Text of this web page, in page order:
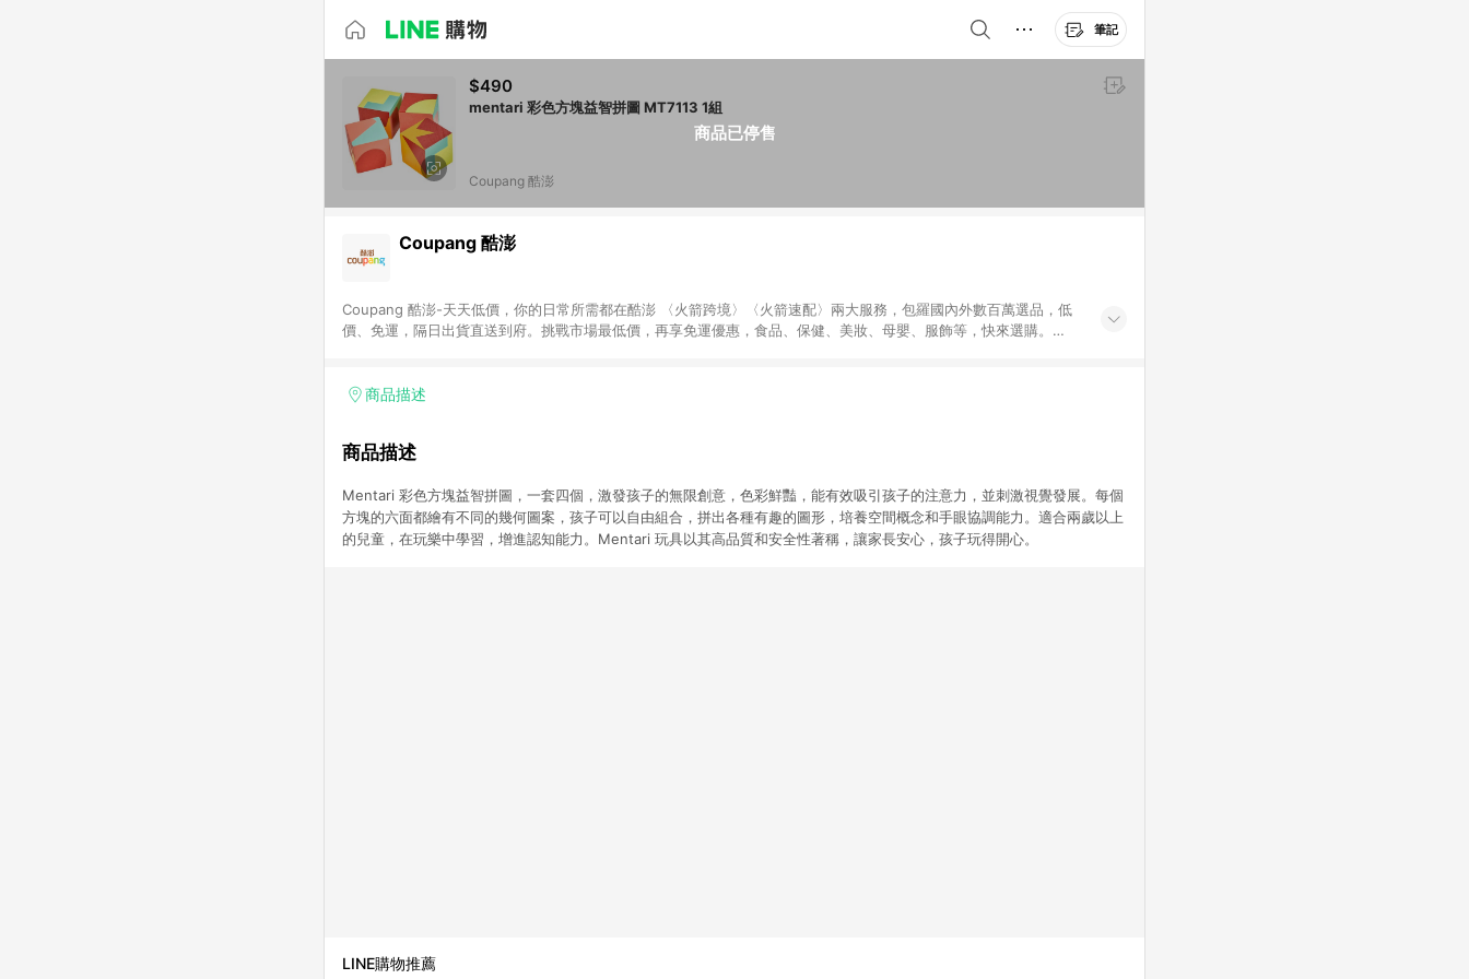
筆記
商品已停售
$490
mentari 彩色方塊益智拼圖 MT7113 1組
Coupang 酷澎
Coupang 酷澎
Coupang 酷澎-天天低價，你的日常所需都在酷澎 〈火箭跨境〉〈火箭速配〉兩大服務，包羅國內外數百萬選品，低
價、免運，隔日出貨直送到府。挑戰市場最低價，再享免運優惠，食品、保健、美妝、母嬰、服飾等，快來選購。
商品描述
商品描述
Mentari 彩色方塊益智拼圖，一套四個，激發孩子的無限創意，色彩鮮豔，能有效吸引孩子的注意力，並刺激視覺發展。每個
方塊的六面都繪有不同的幾何圖案，孩子可以自由組合，拼出各種有趣的圖形，培養空間概念和手眼協調能力。適合兩歲以上
的兒童，在玩樂中學習，增進認知能力。Mentari 玩具以其高品質和安全性著稱，讓家長安心，孩子玩得開心。
LINE購物推薦